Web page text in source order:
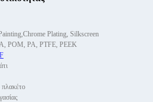
Plating, Silkscreen
POM, PA, PTFE, PEEK
πλακέτο